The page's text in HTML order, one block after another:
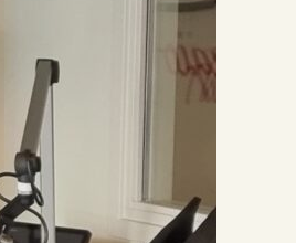
Volgend uur